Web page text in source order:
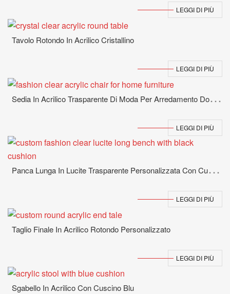
LEGGI DI PIÙ
Tavolo Rotondo In Acrilico Cristallino
LEGGI DI PIÙ
S
Edia In Acrilico Trasparente Di Moda Per Arredamento Domestico
LEGGI DI PIÙ
P
Anca Lunga In Lucite Trasparente Personalizzata Con Cuscino Nero
LEGGI DI PIÙ
Taglio Finale In Acrilico Rotondo Personalizzato
LEGGI DI PIÙ
Sgabello In Acrilico Con Cuscino Blu